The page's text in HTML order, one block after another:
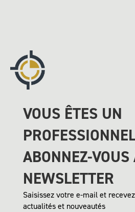
VOUS ÊTES UN
ABONNEZ-VOUS
NEWSLETTER
Saisissez votre e-mail et
actualités et nouveautés